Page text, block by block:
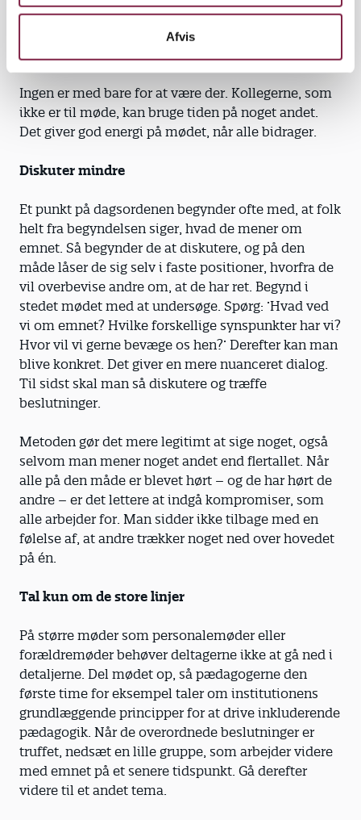
Afvis
beslutninger. Det er også relevant, hvis man ved
noget særligt om emnet, eller hvis et punkt på
dagsordenen angår én særligt meget.
Ingen er med bare for at være der. Kollegerne, som
ikke er til møde, kan bruge tiden på noget andet.
Det giver god energi på mødet, når alle bidrager.
Diskuter mindre
Et punkt på dagsordenen begynder ofte med, at folk
helt fra begyndelsen siger, hvad de mener om
emnet. Så begynder de at diskutere, og på den
måde låser de sig selv i faste positioner, hvorfra de
vil overbevise andre om, at de har ret. Begynd i
stedet mødet med at undersøge. Spørg: ’Hvad ved
vi om emnet? Hvilke forskellige synspunkter har vi?
Hvor vil vi gerne bevæge os hen?’ Derefter kan man
blive konkret. Det giver en mere nuanceret dialog.
Til sidst skal man så diskutere og træffe
beslutninger.
Metoden gør det mere legitimt at sige noget, også
selvom man mener noget andet end flertallet. Når
alle på den måde er blevet hørt – og de har hørt de
andre – er det lettere at indgå kompromiser, som
alle arbejder for. Man sidder ikke tilbage med en
følelse af, at andre trækker noget ned over hovedet
på én.
Tal kun om de store linjer
På større møder som personalemøder eller
forældremøder behøver deltagerne ikke at gå ned i
detaljerne. Del mødet op, så pædagogerne den
første time for eksempel taler om institutionens
grundlæggende principper for at drive inkluderende
pædagogik. Når de overordnede beslutninger er
truffet, nedsæt en lille gruppe, som arbejder videre
med emnet på et senere tidspunkt. Gå derefter
videre til et andet tema.